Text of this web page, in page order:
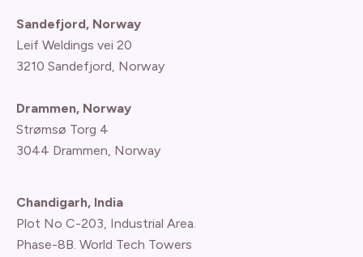
Sandefjord, Norway
Leif Weldings vei 20
3210 Sandefjord, Norway
Drammen, Norway
Strømsø Torg 4
3044 Drammen, Norway
Chandigarh, India
Plot No C-203, Industrial Area.
Phase-8B. World Tech Towers